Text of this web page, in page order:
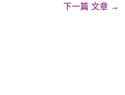
下一篇 文章 →